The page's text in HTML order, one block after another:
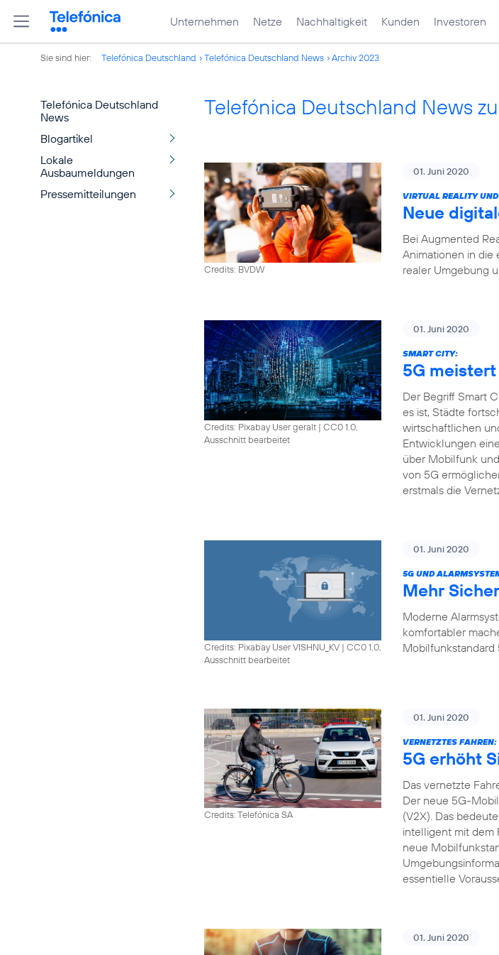
Unternehmen Netze Nachhaltigkeit Kunden Investoren
Sie sind hier: Telefónica Deutschland Telefónica Deutschland News Archiv 2023
Telefónica Deutschland
News
Blogartikel
Lokale
Ausbaumeldungen
Pressemitteilungen
Telefónica Deutschland News
Credits: BVDW
01. Juni 2020
VIRTUAL REALITY
Neue
Bei Augmented
Animationen in die
realer Umgebung
Credits: Pixabay User geralt | CC0 1.0,
Ausschnitt bearbeitet
01. Juni 2020
SMART CITY:
5G
Der Begriff Smart
es ist, Städte
wirtschaftlichen
Entwicklungen
über Mobilfunk
von 5G
erstmals die
Credits: Pixabay User VISHNU_KV | CC0 1.0,
Ausschnitt bearbeitet
01. Juni 2020
5G UND
Mehr
Moderne
komfortabler
Mobilfunkstandard
Credits: Telefónica SA
01. Juni 2020
VERNETZTES FAHREN:
5G erhöht
Das vernetzte
Der neue 5G-
(V2X). Das
intelligent mit dem
neue
essentielle
01. Juni 2020